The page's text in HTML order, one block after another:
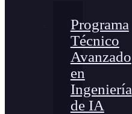
Programa
Técnico
Avanzado
en
Ingeniería
de IA